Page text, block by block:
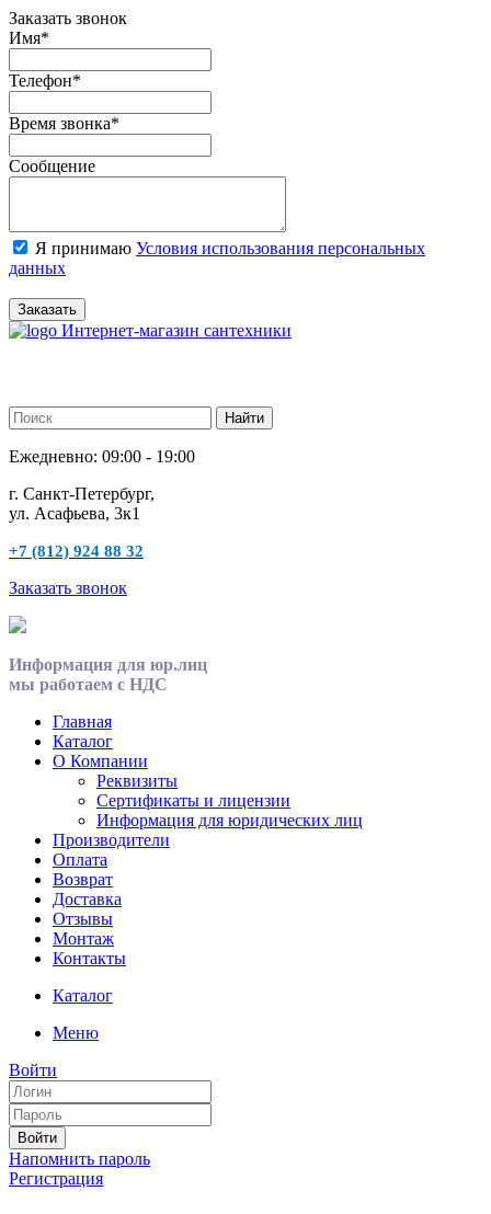
Заказать звонок
Имя*
Телефон*
Время звонка*
Сообщение
Я принимаю Условия использования персональных
данных
Заказать
Интернет-магазин сантехники
Ежедневно: 09:00 - 19:00
г. Санкт-Петербург,
ул. Асафьева, 3к1
+7 (812) 924 88 32
Заказать звонок
Информация для юр.лиц
мы работаем с НДС
Главная
Каталог
О Компании
Реквизиты
Сертификаты и лицензии
Информация для юридических лиц
Производители
Оплата
Возврат
Доставка
Отзывы
Монтаж
Контакты
Каталог
Меню
Войти
Войти
Напомнить пароль
Регистрация